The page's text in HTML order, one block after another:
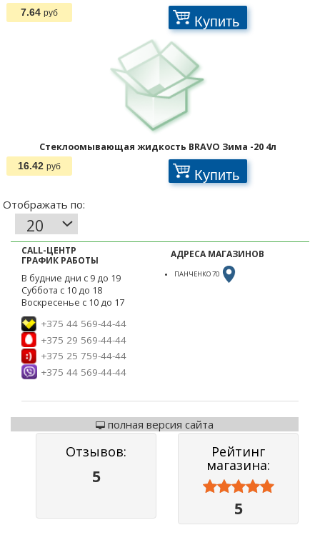
7.64 руб Купить
Стеклоомывающая жидкость BRAVO Зима -20 4л
16.42 руб Купить
CALL-ЦЕНТР
ГРАФИК РАБОТЫ
В будние дни с 9 до 19
Суббота с 10 до 18
Воскресенье с 10 до 17
+375 44 569-44-44
+375 29 569-44-44
+375 25 759-44-44
+375 44 569-44-44
АДРЕСА МАГАЗИНОВ
ПАНЧЕНКО 70
полная версия сайта
Отзывов:
5
Рейтинг
магазина:



5